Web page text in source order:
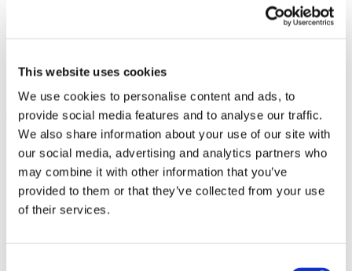
This website uses cookies
We use cookies to personalise content and ads, to
provide social media features and to analyse our traffic.
We also share information about your use of our site with
our social media, advertising and analytics partners who
may combine it with other information that you’ve
provided to them or that they’ve collected from your use
of their services.